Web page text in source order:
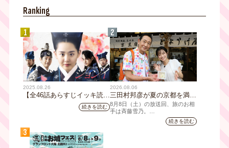
人を達成しました。
Ranking
1
2025.08.26
【全46話あらすじイッキ読
み】韓国ドラマ『火の女神
ジョンイ』｜テレビ大阪 9
ート
続きを読む
2
2026.08.06
三田村邦彦が夏の京都を満喫
｜太っ腹な「無限朝食」、住
宅街の隠れ家・角打ち、売り
切れ御免の夏の名物を堪能！
三田村大絶賛！暑い時こそ食
8月8日（土）の放送回、旅のお相
手は斉藤雪乃。
「おとな旅あるき旅」は毎週土曜
続きを読む
3